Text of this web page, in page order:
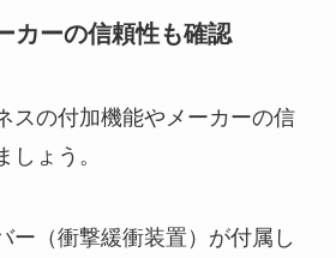
カーの信頼性も確認
スの付加機能やメーカーの信
しょう。
ー（衝撃緩衝装置）が付属し